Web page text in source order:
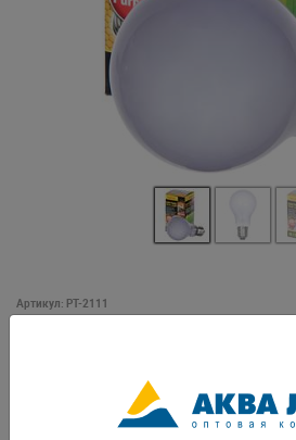
Артикул: PT-2111
террариуме • Ультрафиолетовая
стимулирует физиологические процессы и
животных • Может быть использована